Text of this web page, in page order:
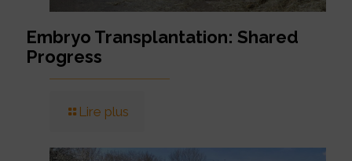
Embryo Transplantation: Shared
Progress
Lire plus